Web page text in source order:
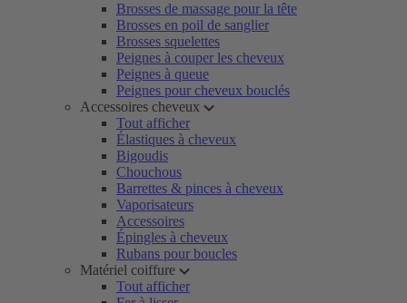
Brosses de massage pour la tête
Brosses en poil de sanglier
Brosses squelettes
Peignes à couper les cheveux
Peignes à queue
Peignes pour cheveux bouclés
Accessoires cheveux
Tout afficher
Élastiques à cheveux
Bigoudis
Chouchous
Barrettes & pinces à cheveux
Vaporisateurs
Accessoires
Épingles à cheveux
Rubans pour boucles
Matériel coiffure
Tout afficher